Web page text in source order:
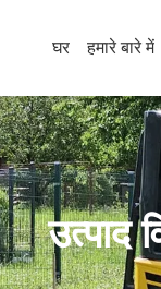
घर हमारे बारे में
उत्पाद